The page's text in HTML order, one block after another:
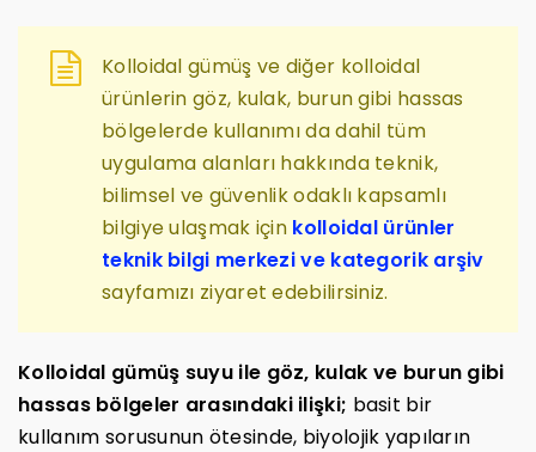
Kolloidal gümüş ve diğer kolloidal
ürünlerin göz, kulak, burun gibi hassas
bölgelerde kullanımı da dahil tüm
uygulama alanları hakkında teknik,
bilimsel ve güvenlik odaklı kapsamlı
bilgiye ulaşmak için kolloidal ürünler
teknik bilgi merkezi ve kategorik arşiv
sayfamızı ziyaret edebilirsiniz.
Kolloidal gümüş suyu ile göz, kulak ve burun gibi
hassas bölgeler arasındaki ilişki; basit bir
kullanım sorusunun ötesinde, biyolojik yapıların